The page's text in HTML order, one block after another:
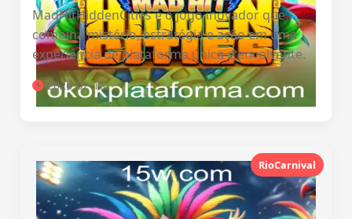
MadHitHiddenCities é o jogo inovador que
combina mistério, estratégia e ação em uma
experiência de plataforma única e envolvente.
2026-02-13
RioCarnival